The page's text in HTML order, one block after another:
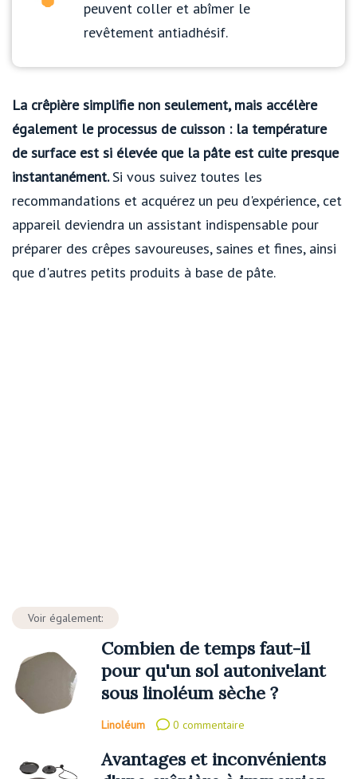
peuvent coller et abîmer le
revêtement antiadhésif.
La crêpière simplifie non seulement, mais accélère
également le processus de cuisson : la température
de surface est si élevée que la pâte est cuite presque
instantanément.Si vous suivez toutes les
recommandations et acquérez un peu d'expérience, cet
appareil deviendra un assistant indispensable pour
préparer des crêpes savoureuses, saines et fines, ainsi
que d'autres petits produits à base de pâte.
Voir également:
Combien de temps faut-il
pour qu'un sol autonivelant
sous linoléum sèche ?
Linoléum 0 commentaire
Avantages et inconvénients